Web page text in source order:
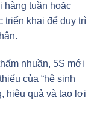
hàng tuần hoặc
triển khai để duy trì
nhuần, 5S mới
của “hệ sinh
hiệu quả và tạo lợi